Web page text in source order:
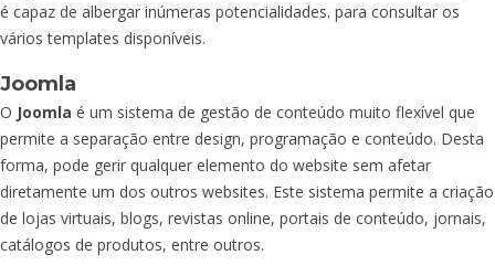
é capaz de albergar inúmeras potencialidades. para consultar os
vários templates disponíveis.
Joomla
O Joomla é um sistema de gestão de conteúdo muito flexível que
permite a separação entre design, programação e conteúdo. Desta
forma, pode gerir qualquer elemento do website sem afetar
diretamente um dos outros websites. Este sistema permite a criação
de lojas virtuais, blogs, revistas online, portais de conteúdo, jornais,
catálogos de produtos, entre outros.